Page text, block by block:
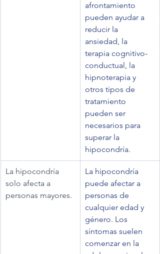
afrontamiento
pueden ayudar a
reducir la
ansiedad, la
terapia cognitivo-
conductual, la
hipnoterapia y
otros tipos de
tratamiento
pueden ser
necesarios para
superar la
hipocondría.
La hipocondría
solo afecta a
personas mayores.
La hipocondría
puede afectar a
personas de
cualquier edad y
género. Los
síntomas suelen
comenzar en la